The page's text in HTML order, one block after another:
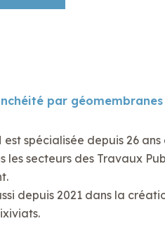
par géomembranes
est spécialisée depuis 26
les secteurs des Travaux
depuis 2021 dans la